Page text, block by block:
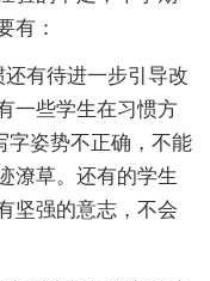
有：
有待进一步引导改
一些学生在习惯方
字姿势不正确，不能
潦草。还有的学生
坚强的意志，不会